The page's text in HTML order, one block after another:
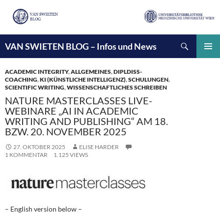
VAN SWIETEN BLOG – Infos und News
INHALT
SPRINGEN
ACADEMIC INTEGRITY,ALLGEMEINES,DIPLDISS-
COACHING,KI (KÜNSTLICHE INTELLIGENZ),SCHULUNGEN,
SCIENTIFIC WRITING,WISSENSCHAFTLICHES SCHREIBEN
NATURE MASTERCLASSES LIVE-
WEBINARE „AI IN ACADEMIC
WRITING AND PUBLISHING“ AM 18.
BZW. 20. NOVEMBER 2025
27. OKTOBER 2025
ELISE HARDER
1 KOMMENTAR
1.125 VIEWS
– English version below –